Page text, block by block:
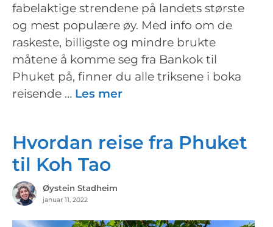
fabelaktige strendene på landets største
og mest populære øy. Med info om de
raskeste, billigste og mindre brukte
måtene å komme seg fra Bankok til
Phuket på, finner du alle triksene i boka
reisende … Les mer
Hvordan reise fra Phuket
til Koh Tao
Øystein Stadheim
januar 11, 2022